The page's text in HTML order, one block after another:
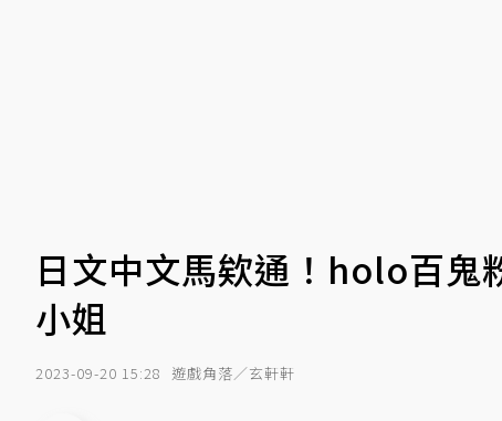
日文中文馬欸通！holo百鬼
小姐
2023-09-20 15:28 遊戲角落／玄軒軒